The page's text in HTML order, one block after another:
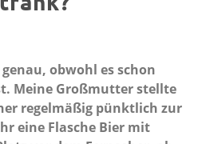
obwohl es schon
Meine Großmutter stellte
regelmäßig pünktlich zur
eine Flasche Bier mit